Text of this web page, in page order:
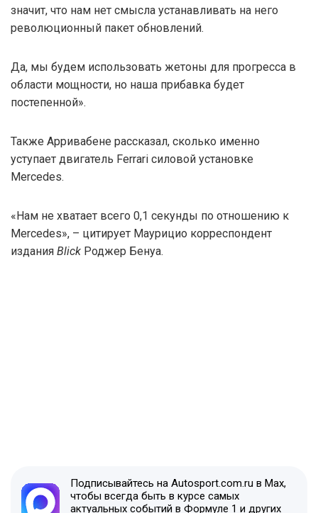
значит, что нам нет смысла устанавливать на него
революционный пакет обновлений.
Да, мы будем использовать жетоны для прогресса в
области мощности, но наша прибавка будет
постепенной».
Также Арривабене рассказал, сколько именно
уступает двигатель Ferrari силовой установке
Mercedes.
«Нам не хватает всего 0,1 секунды по отношению к
Mercedes», – цитирует Маурицио корреспондент
издания Blick Роджер Бенуа.
Подписывайтесь на Autosport.com.ru в Max,
чтобы всегда быть в курсе самых
актуальных событий в Формуле 1 и других